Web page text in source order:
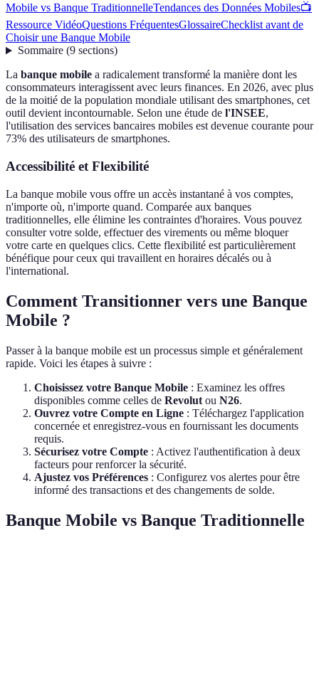
Mobile vs Banque TraditionnelleTendances des Données Mobiles📺
Ressource VidéoQuestions FréquentesGlossaireChecklist avant de
Choisir une Banque Mobile
Sommaire(9 sections)
La banque mobile a radicalement transformé la manière dont les
consommateurs interagissent avec leurs finances. En 2026, avec plus
de la moitié de la population mondiale utilisant des smartphones, cet
outil devient incontournable. Selon une étude de l'INSEE,
l'utilisation des services bancaires mobiles est devenue courante pour
73% des utilisateurs de smartphones.
Accessibilité et Flexibilité
La banque mobile vous offre un accès instantané à vos comptes,
n'importe où, n'importe quand. Comparée aux banques
traditionnelles, elle élimine les contraintes d'horaires. Vous pouvez
consulter votre solde, effectuer des virements ou même bloquer
votre carte en quelques clics. Cette flexibilité est particulièrement
bénéfique pour ceux qui travaillent en horaires décalés ou à
l'international.
Comment Transitionner vers une Banque
Mobile ?
Passer à la banque mobile est un processus simple et généralement
rapide. Voici les étapes à suivre :
Choisissez votre Banque Mobile : Examinez les offres
disponibles comme celles de Revolut ou N26.
Ouvrez votre Compte en Ligne : Téléchargez l'application
concernée et enregistrez-vous en fournissant les documents
requis.
Sécurisez votre Compte : Activez l'authentification à deux
facteurs pour renforcer la sécurité.
Ajustez vos Préférences : Configurez vos alertes pour être
informé des transactions et des changements de solde.
Banque Mobile vs Banque Traditionnelle